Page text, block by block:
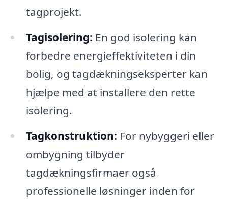
tagprojekt.
Tagisolering: En god isolering kan
forbedre energieffektiviteten i din
bolig, og tagdækningseksperter kan
hjælpe med at installere den rette
isolering.
Tagkonstruktion: For nybyggeri eller
ombygning tilbyder
tagdækningsfirmaer også
professionelle løsninger inden for